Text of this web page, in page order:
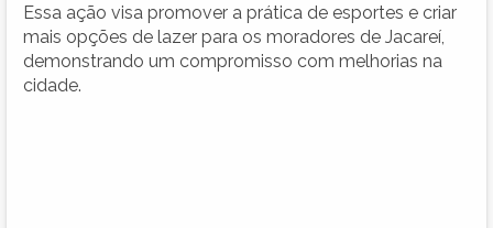
Essa ação visa promover a prática de esportes e criar
mais opções de lazer para os moradores de Jacareí,
demonstrando um compromisso com melhorias na
cidade.